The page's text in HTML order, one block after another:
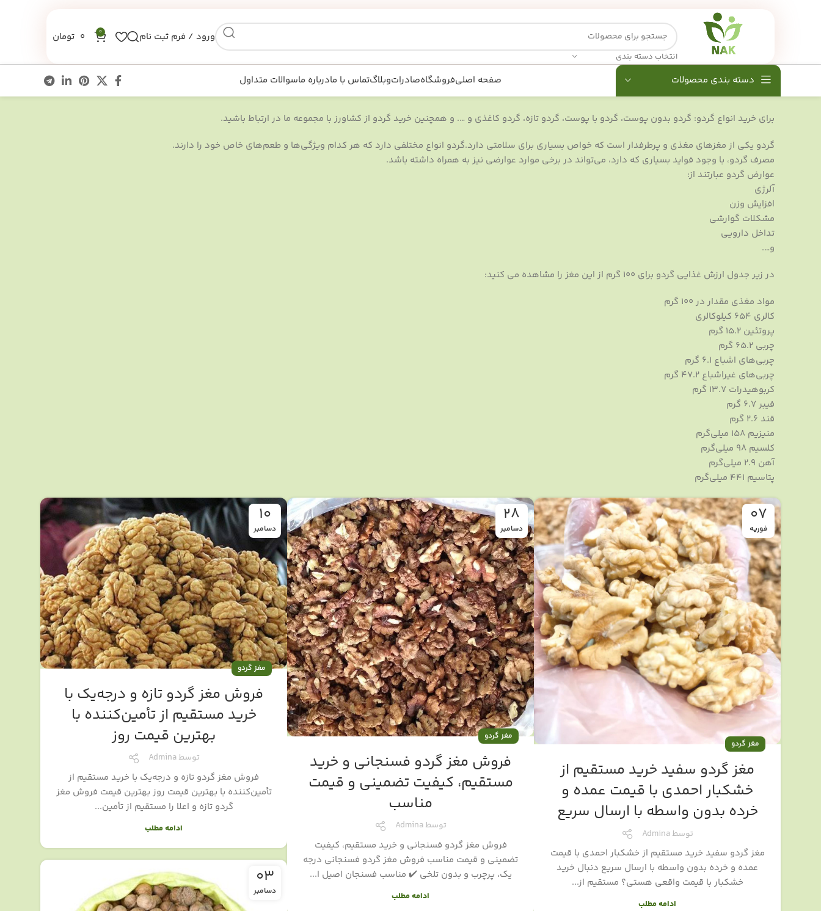
انتخاب دسته بندی
ورود / فرم ثبت نام 0
0 تومان
دسته بندی محصولات صفحه اصلیفروشگاهصادراتوبلاگتماس با مادرباره ماسوالات متداول
برای خرید انواع گردو: گردو بدون پوست، گردو با پوست، گردو تازه، گردو کاغذی و …. و همچنین خرید گردو از کشاورز با مجموعه ما در ارتباط باشید.
گردو یکی از مغزهای مغذی و پرطرفدار است که خواص بسیاری برای سلامتی دارد.گردو انواع مختلفی دارد که هر کدام ویژگی‌ها و طعم‌های خاص خود را دارند.
مصرف گردو، با وجود فواید بسیاری که دارد، می‌تواند در برخی موارد عوارضی نیز به همراه داشته باشد.
عوارض گردو عبارتند از:
آلرژی
افزایش وزن
مشکلات گوارشی
تداخل دارویی
و….
در زیر جدول ارزش غذایی گردو برای 100 گرم از این مغز را مشاهده می کنید:
مواد مغذی مقدار در 100 گرم
کالری 654 کیلوکالری
پروتئین 15.2 گرم
چربی 65.2 گرم
چربی‌های اشباع 6.1 گرم
چربی‌های غیراشباع 47.2 گرم
کربوهیدرات 13.7 گرم
فیبر 6.7 گرم
قند 2.6 گرم
منیزیم 158 میلی‌گرم
کلسیم 98 میلی‌گرم
آهن 2.9 میلی‌گرم
پتاسیم 441 میلی‌گرم
07
فوریه
مغز گردو
مغز گردو سفید خرید مستقیم از
خشکبار احمدی با قیمت عمده و
خرده بدون واسطه با ارسال سریع
توسطAdmina
مغز گردو سفید خرید مستقیم از خشکبار احمدی با قیمت
عمده و خرده بدون واسطه با ارسال سریع دنبال خرید
خشکبار با قیمت واقعی هستی؟ مستقیم از...
ادامه مطلب
28
دسامبر
مغز گردو
فروش مغز گردو فسنجانی و خرید
مستقیم، کیفیت تضمینی و قیمت
مناسب
توسطAdmina
فروش مغز گردو فسنجانی و خرید مستقیم، کیفیت
تضمینی و قیمت مناسب فروش مغز گردو فسنجانی درجه
یک، پرچرب و بدون تلخی ✔️ مناسب فسنجان اصیل ا...
ادامه مطلب
10
دسامبر
مغز گردو
فروش مغز گردو تازه و درجه‌یک با
خرید مستقیم از تأمین‌کننده با
بهترین قیمت روز
توسطAdmina
فروش مغز گردو تازه و درجه‌یک با خرید مستقیم از
تأمین‌کننده با بهترین قیمت روز بهترین قیمت فروش مغز
گردو تازه و اعلا را مستقیم از تأمین...
ادامه مطلب
03
دسامبر